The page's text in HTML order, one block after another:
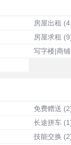
房屋出租
房屋求租
写字楼|商
免费赠送
长途拼车
技能交换